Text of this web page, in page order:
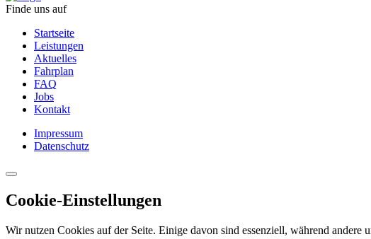
Finde uns auf
Startseite
Leistungen
Aktuelles
Fahrplan
FAQ
Jobs
Kontakt
Impressum
Datenschutz
Cookie-Einstellungen
Wir nutzen Cookies auf der Seite. Einige davon sind essenziell, während andere